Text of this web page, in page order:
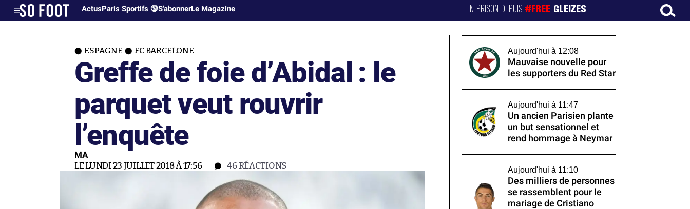
ActusParis Sportifs 🔞S'abonnerLe Magazine EN PRISON DEPUIS#FREE GLEIZES
ESPAGNE FC BARCELONE
Greffe de foie d’Abidal : le
parquet veut rouvrir
l’enquête
MA
LE LUNDI 23 JUILLET 2018 À 17:56 46RÉACTIONS
Aujourd'hui à 12:08
Mauvaise nouvelle pour
les supporters du Red Star
Aujourd'hui à 11:47
Un ancien Parisien plante
un but sensationnel et
rend hommage à Neymar
Aujourd'hui à 11:10
Des milliers de personnes
se rassemblent pour le
mariage de Cristiano